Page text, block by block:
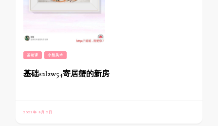
基础课 小熊美术
基础s2l2w54寄居蟹的新房
2022年 9月 2日